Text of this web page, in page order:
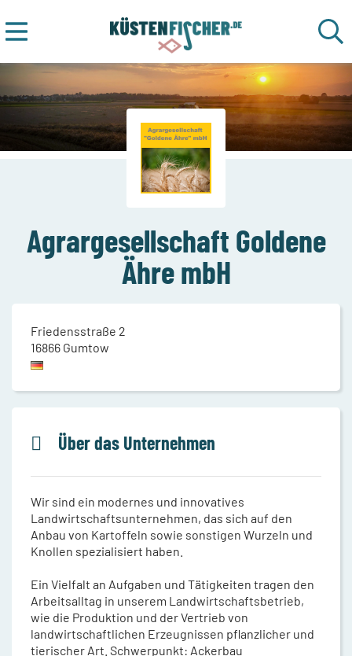
Agrargesellschaft Goldene
Ähre mbH
Friedensstraße 2
16866 Gumtow
Über das Unternehmen
Wir sind ein modernes und innovatives
Landwirtschaftsunternehmen, das sich auf den
Anbau von Kartoffeln sowie sonstigen Wurzeln und
Knollen spezialisiert haben.
Ein Vielfalt an Aufgaben und Tätigkeiten tragen den
Arbeitsalltag in unserem Landwirtschaftsbetrieb,
wie die Produktion und der Vertrieb von
landwirtschaftlichen Erzeugnissen pflanzlicher und
tierischer Art. Schwerpunkt: Ackerbau